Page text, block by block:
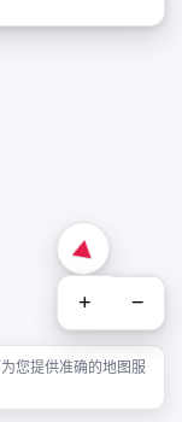
+ −
您提供准确的地图服